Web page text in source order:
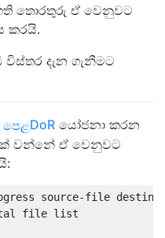
තොරතුරු ඒ වෙනුවට
කරයි.
විස්තර දැන ගැනීමට
DoR යෝජනා කරන
වන්නේ ඒ වෙනුවට
source-file
file list